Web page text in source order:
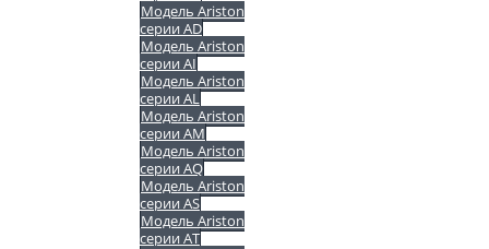
Модель Ariston
серии AD
Модель Ariston
серии AI
Модель Ariston
серии AL
Модель Ariston
серии AM
Модель Ariston
серии AQ
Модель Ariston
серии AS
Модель Ariston
серии AT